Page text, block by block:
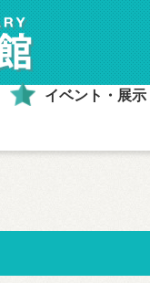
イベント・展示